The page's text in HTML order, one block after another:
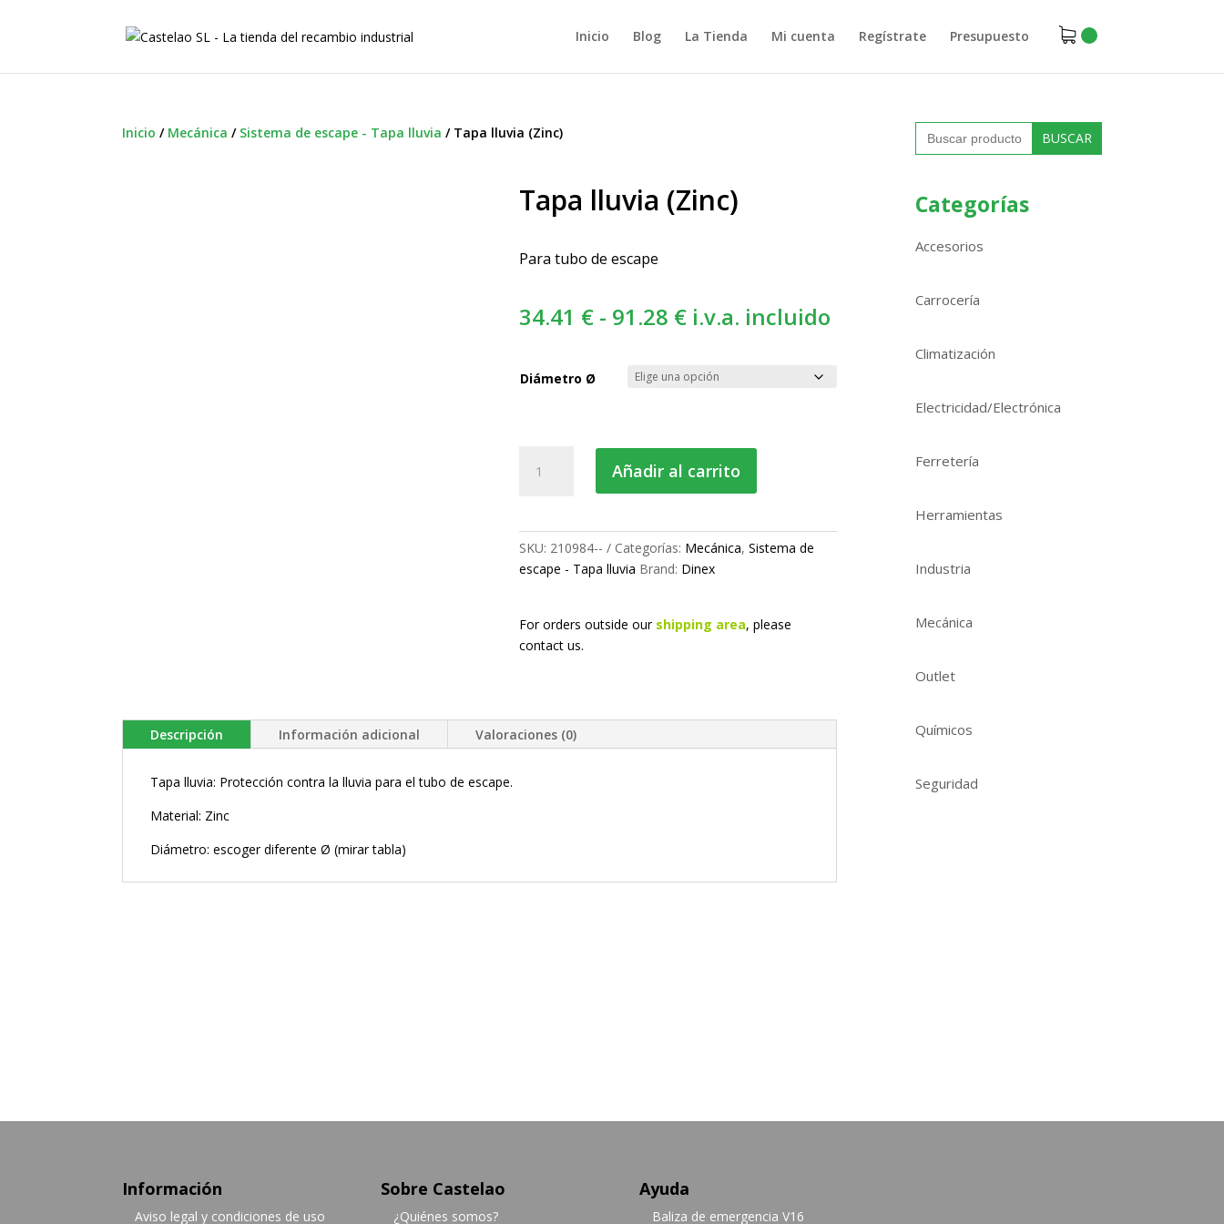
Inicio Blog La Tienda Mi cuenta Regístrate Presupuesto
Inicio / Mecánica / Sistema de escape - Tapa lluvia / Tapa lluvia (Zinc)
Tapa lluvia (Zinc)
Para tubo de escape
34.41 € - 91.28 €Rango
precios:
desde
hasta
91.28 €
i.v.a. incluido
Diámetro Ø
lluvia
Añadir al carrito
SKU: 210984-- Categorías: Mecánica, Sistema de
escape - Tapa lluvia Brand: Dinex
For orders outside our shipping area, please
contact us.
Descripción Información adicional Valoraciones (0)
Tapa lluvia: Protección contra la lluvia para el tubo de escape.
Material: Zinc
Diámetro: escoger diferente Ø (mirar tabla)
Buscar:
Categorías
Accesorios
Carrocería
Climatización
Electricidad/Electrónica
Ferretería
Herramientas
Industria
Mecánica
Outlet
Químicos
Seguridad
Información
Aviso legal y condiciones de uso
Sobre Castelao
¿Quiénes somos?
Ayuda
Baliza de emergencia V16